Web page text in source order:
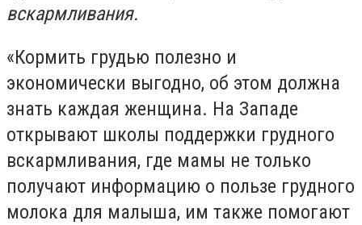
вскармливания.
«Кормить грудью полезно и
экономически выгодно, об этом должна
знать каждая женщина. На Западе
открывают школы поддержки грудного
вскармливания, где мамы не только
получают информацию о пользе грудного
молока для малыша, им также помогают